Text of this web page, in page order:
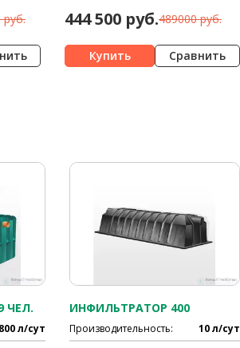
руб. 444 500 руб.489000 руб.
Сравнить
ЧЕЛ.
л/сут
ИНФИЛЬТРАТОР 400
Производительность: 10 л/сут